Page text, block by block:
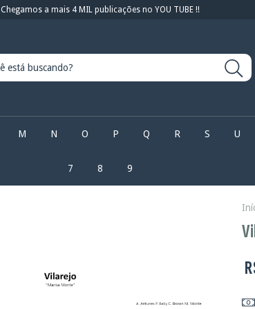
Chegamos a mais 4 MIL publicações no YOU TUBE !!
M N O P Q R S U
7 8 9